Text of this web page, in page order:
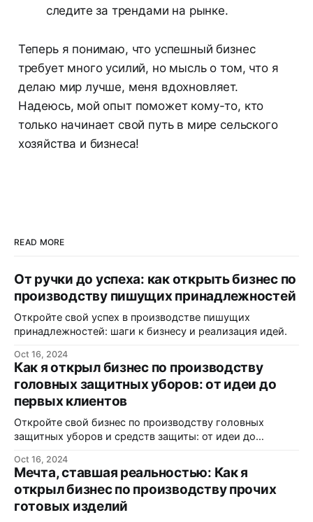
следите за трендами на рынке.
Теперь я понимаю, что успешный бизнес
требует много усилий, но мысль о том, что я
делаю мир лучше, меня вдохновляет.
Надеюсь, мой опыт поможет кому-то, кто
только начинает свой путь в мире сельского
хозяйства и бизнеса!
READ MORE
От ручки до успеха: как открыть бизнес по
производству пишущих принадлежностей
Откройте свой успех в производстве пишущих
принадлежностей: шаги к бизнесу и реализация идей.
Oct 16, 2024
Как я открыл бизнес по производству
головных защитных уборов: от идеи до
первых клиентов
Откройте свой бизнес по производству головных
защитных уборов и средств защиты: от идеи до
Oct 16, 2024
Мечта, ставшая реальностью: Как я
открыл бизнес по производству прочих
готовых изделий